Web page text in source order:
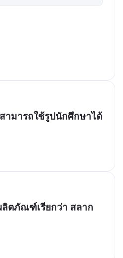
ามารถใช้รูปนักศึกษาได้
ตภัณฑ์เรียกว่า สลาก